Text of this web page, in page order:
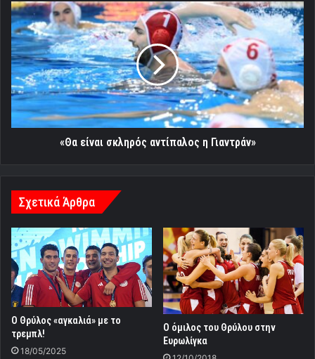
«Θα
είναι
σκληρός
αντίπαλος
η
Γιαντράν»
«Θα είναι σκληρός αντίπαλος η Γιαντράν»
Σχετικά Άρθρα
Ο Θρύλος «αγκαλιά» με το
τρεμπλ!
18/05/2025
Ο όμιλος του Θρύλου στην
Ευρωλίγκα